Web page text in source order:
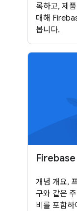
록하고, 제
대해
봅니다.
Firebase
개념 개요,
구와 같은
비를 포함